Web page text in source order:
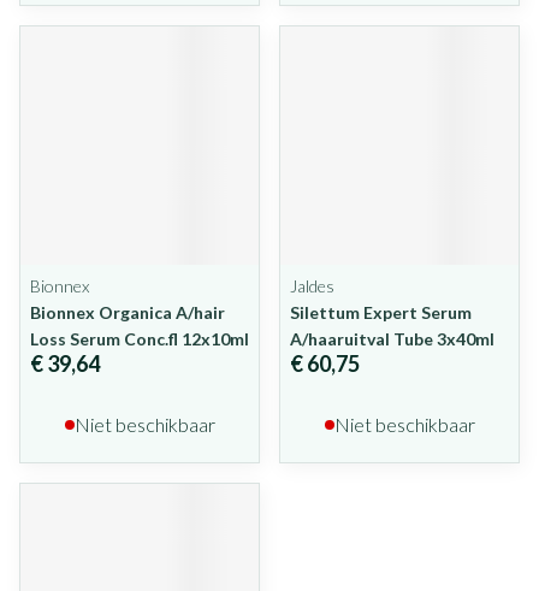
Bionnex
Bionnex Organica A/hair
Loss Serum Conc.fl 12x10ml
€ 39,64
Niet beschikbaar
Jaldes
Silettum Expert Serum
A/haaruitval Tube 3x40ml
€ 60,75
Niet beschikbaar